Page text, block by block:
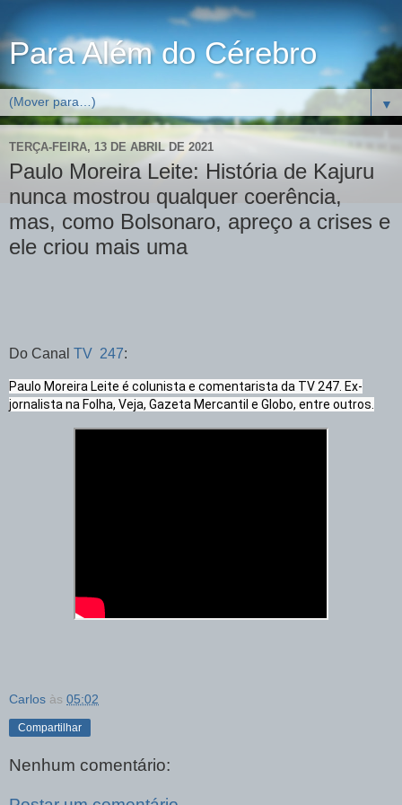
Para Além do Cérebro
▼
TERÇA-FEIRA, 13 DE ABRIL DE 2021
Paulo Moreira Leite: História de Kajuru
nunca mostrou qualquer coerência,
mas, como Bolsonaro, apreço a crises e
ele criou mais uma
Do Canal TV 247:
Paulo Moreira Leite é colunista e comentarista da TV 247. Ex-
jornalista na Folha, Veja, Gazeta Mercantil e Globo, entre outros.
Carlos às 05:02
Compartilhar
Nenhum comentário: